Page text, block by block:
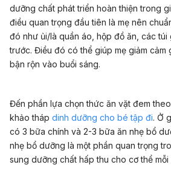
dưỡng chất phát triển hoàn thiện trong
điều quan trọng đầu tiên là mẹ nên
đó như ủi/là quần áo, hộp đồ ăn, các
trước. Điều đó có thể giúp mẹ giảm cảm
bận rộn vào buổi sáng.
Đến phần lựa chọn thức ăn vặt đem
khảo tháp dinh dưỡng cho bé tập đi. Ở
có 3 bữa chính và 2-3 bữa ăn nhẹ bổ
nhẹ bổ dưỡng là một phần quan trọng
sung dưỡng chất hấp thu cho cơ thể mỗi